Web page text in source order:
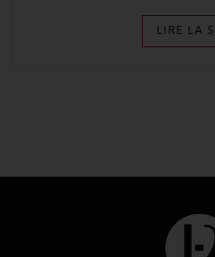
LIRE LA